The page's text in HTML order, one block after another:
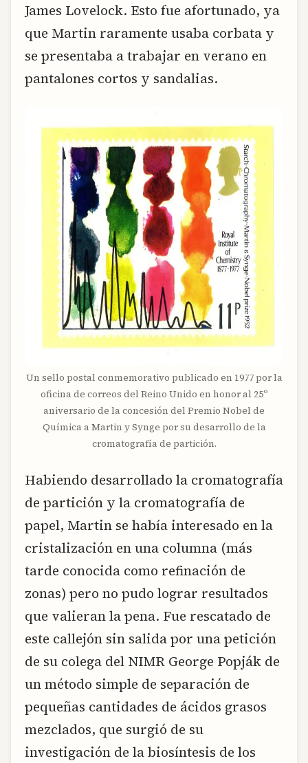
James Lovelock. Esto fue afortunado, ya
que Martin raramente usaba corbata y
se presentaba a trabajar en verano en
pantalones cortos y sandalias.
Un sello postal conmemorativo publicado en 1977 por la
oficina de correos del Reino Unido en honor al 25º
aniversario de la concesión del Premio Nobel de
Química a Martin y Synge por su desarrollo de la
cromatografía de partición.
Habiendo desarrollado la cromatografía
de partición y la cromatografía de
papel, Martin se había interesado en la
cristalización en una columna (más
tarde conocida como refinación de
zonas) pero no pudo lograr resultados
que valieran la pena. Fue rescatado de
este callejón sin salida por una petición
de su colega del NIMR George Popják de
un método simple de separación de
pequeñas cantidades de ácidos grasos
mezclados, que surgió de su
investigación de la biosíntesis de los